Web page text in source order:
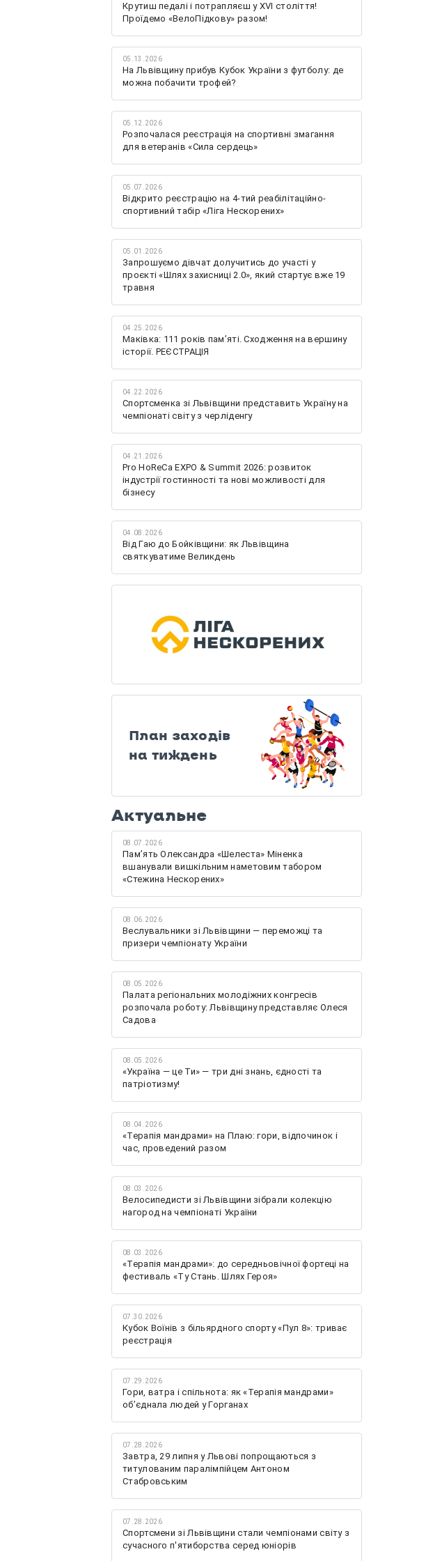
Крутиш педалі і потрапляєш у XVI століття!
Проїдемо «ВелоПідкову» разом!
05.13.2026
На Львівщину прибув Кубок України з футболу: де
можна побачити трофей?
05.12.2026
Розпочалася реєстрація на спортивні змагання
для ветеранів «Сила сердець»
05.07.2026
Відкрито реєстрацію на 4-тий реабілітаційно-
спортивний табір «Ліга Нескорених»
05.01.2026
Запрошуємо дівчат долучитись до участі у
проєкті «Шлях захисниці 2.0», який стартує вже 19
травня
04.25.2026
Маківка: 111 років пам’яті. Сходження на вершину
історії. РЕЄСТРАЦІЯ
04.22.2026
Спортсменка зі Львівщини представить Україну на
чемпіонаті світу з черліденгу
04.21.2026
Pro HoReCa EXPO & Summit 2026: розвиток
індустрії гостинності та нові можливості для
бізнесу
04.08.2026
Від Гаю до Бойківщини: як Львівщина
святкуватиме Великдень
План заходів
на тиждень
Актуальне
08.07.2026
Памʼять Олександра «Шелеста» Міненка
вшанували вишкільним наметовим табором
«Стежина Нескорених»
08.06.2026
Веслувальники зі Львівщини — переможці та
призери чемпіонату України
08.05.2026
Палата регіональних молодіжних конгресів
розпочала роботу: Львівщину представляє Олеся
Садова
08.05.2026
«Україна — це Ти» — три дні знань, єдності та
патріотизму!
08.04.2026
«Терапія мандрами» на Плаю: гори, відпочинок і
час, проведений разом
08.03.2026
Велосипедисти зі Львівщини зібрали колекцію
нагород на чемпіонаті України
08.03.2026
«Терапія мандрами»: до середньовічної фортеці на
фестиваль «Ту Стань. Шлях Героя»
07.30.2026
Кубок Воїнів з більярдного спорту «Пул 8»: триває
реєстрація
07.29.2026
Гори, ватра і спільнота: як «Терапія мандрами»
об’єднала людей у Горганах
07.28.2026
Завтра, 29 липня у Львові попрощаються з
титулованим паралімпійцем Антоном
Стабровським
07.28.2026
Спортсмени зі Львівщини стали чемпіонами світу з
сучасного п'ятиборства серед юніорів